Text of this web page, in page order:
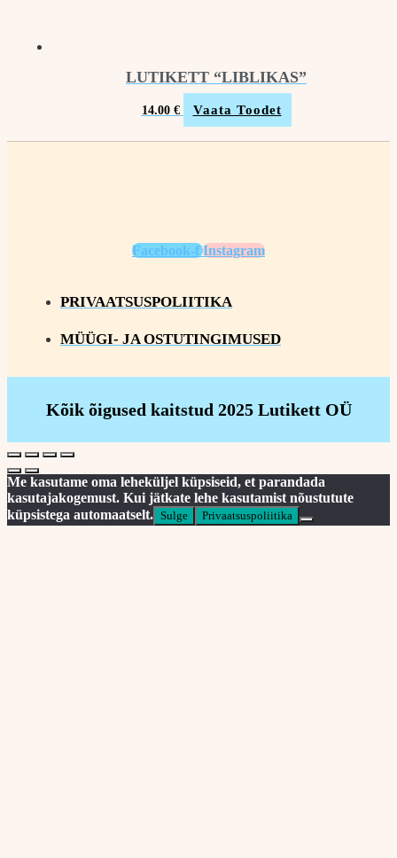
LUTIKETT “LIBLIKAS”
14.00 € Vaata Toodet
Facebook-f Instagram
PRIVAATSUSPOLIITIKA
MÜÜGI- JA OSTUTINGIMUSED
Kõik õigused kaitstud 2025 Lutikett OÜ
Me kasutame oma leheküljel küpsiseid, et parandada
kasutajakogemust. Kui jätkate lehe kasutamist nõustutute
küpsistega automaatselt. Sulge Privaatsuspoliitika